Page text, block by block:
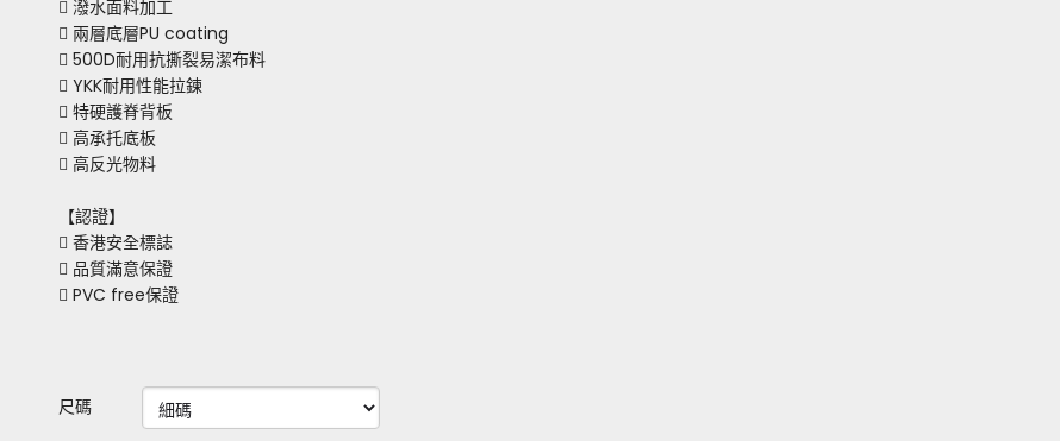
 潑水面料加工
 兩層底層PU coating
 500D耐用抗撕裂易潔布料
 YKK耐用性能拉鍊
 特硬護脊背板
 高承托底板
 高反光物料
【認證】
 香港安全標誌
 品質滿意保證
 PVC free保證
尺碼